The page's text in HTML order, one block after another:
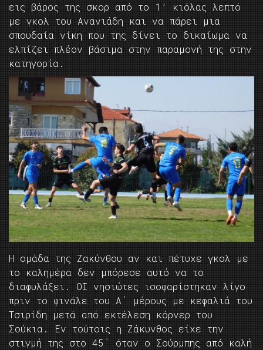
εις βάρος της σκορ από το 1’ κιόλας λεπτό
με γκολ του Ανανιάδη και να πάρει μια
σπουδαία νίκη που της δίνει το δικαίωμα να
ελπίζει πλέον βάσιμα στην παραμονή της στην
κατηγορία.
Η ομάδα της Ζακύνθου αν και πέτυχε γκολ με
το καλημέρα δεν μπόρεσε αυτό να το
διαφυλάξει. ΟΙ νησιώτες ισοφαρίστηκαν λίγο
πριν το φινάλε του Α΄ μέρους με κεφαλιά του
Τσιρίδη μετά από εκτέλεση κόρνερ του
Σούκια. Εν τούτοις η Ζάκυνθος είχε την
στιγμή της στο 45΄ όταν ο Σούρμπης από καλή